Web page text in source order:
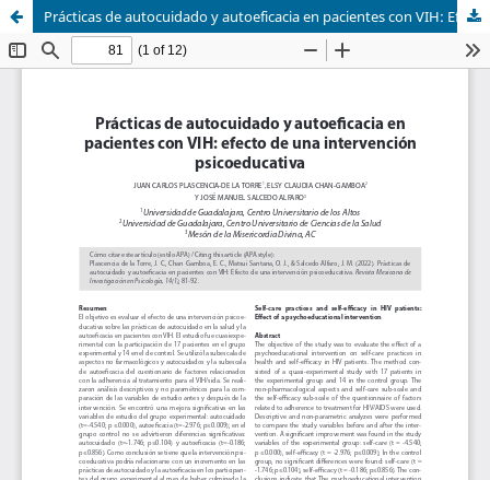
Prácticas de autocuidado y autoeficacia en pacientes con VIH: Efecto de una intervención psicoeducativa